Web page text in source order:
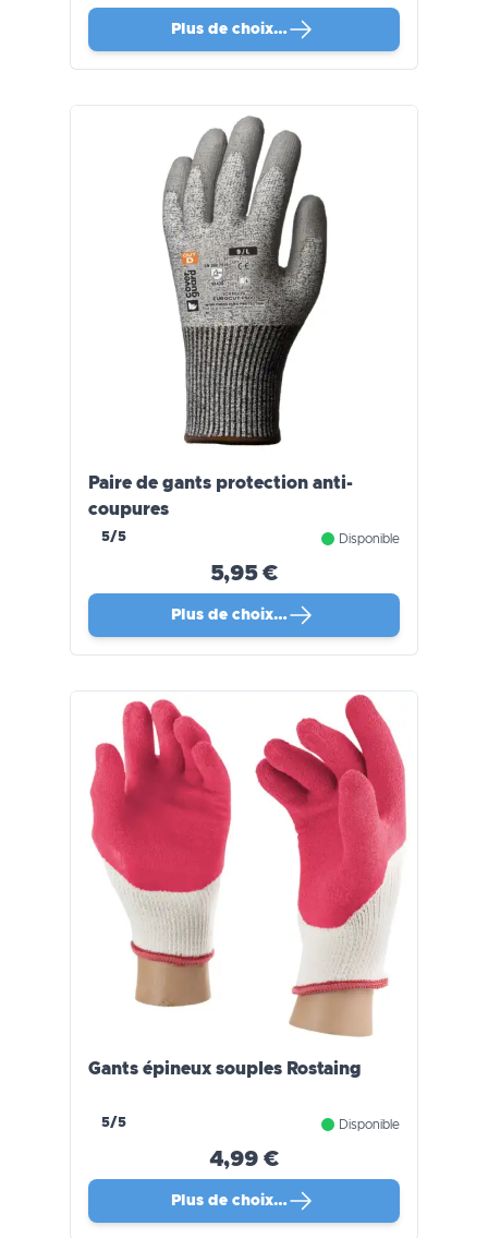
Plus de choix…
Paire de gants protection anti-
coupures
5/5 Disponible
5,95 €
Plus de choix…
Gants épineux souples Rostaing
5/5 Disponible
4,99 €
Plus de choix…